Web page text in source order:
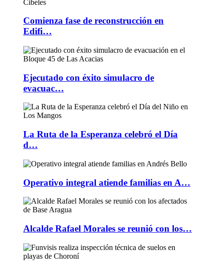
Comienza fase de reconstrucción en
Edifi…
Ejecutado con éxito simulacro de
evacuac…
La Ruta de la Esperanza celebró el Día
d…
Operativo integral atiende familias en A…
Alcalde Rafael Morales se reunió con los…